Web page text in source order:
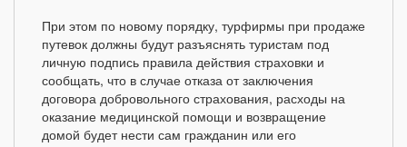
При этом по новому порядку, турфирмы при продаже
путевок должны будут разъяснять туристам под
личную подпись правила действия страховки и
сообщать, что в случае отказа от заключения
договора добровольного страхования, расходы на
оказание медицинской помощи и возвращение
домой будет нести сам гражданин или его